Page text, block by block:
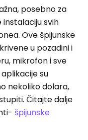
posebno za
svih
Ove špijunske
u pozadini i
mikrofon i sve
su
nekoliko dolara,
Čitajte dalje
špijunske